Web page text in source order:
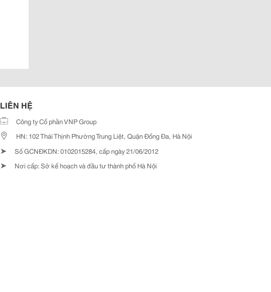
LIÊN HỆ
Công ty Cổ phần VNP Group
HN: 102 Thái Thịnh Phường Trung Liệt, Quận Đống Đa, Hà Nội
➤ Số GCNĐKDN: 0102015284, cấp ngày 21/06/2012
➤ Nơi cấp: Sở kế hoạch và đầu tư thành phố Hà Nội